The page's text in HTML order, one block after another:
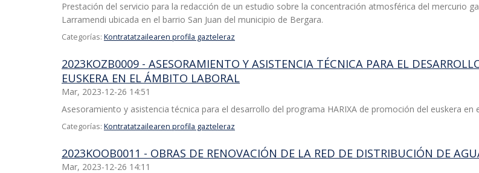
Prestación del servicio para la redacción de un estudio sobre la concentración atmosférica del mercurio
Larramendi ubicada en el barrio San Juan del municipio de Bergara.
Categorías: Kontratatzailearen profila gazteleraz
2023KOZB0009 - ASESORAMIENTO Y ASISTENCIA TÉCNICA PARA EL
EUSKERA EN EL ÁMBITO LABORAL
Mar, 2023-12-26 14:51
Asesoramiento y asistencia técnica para el desarrollo del programa HARIXA de promoción del euskera en
Categorías: Kontratatzailearen profila gazteleraz
2023KOOB0011 - OBRAS DE RENOVACIÓN DE LA RED DE DISTRIBUCIÓN DE
Mar, 2023-12-26 14:11